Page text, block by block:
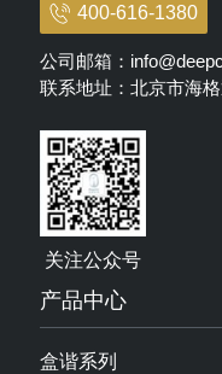
400-616-1380
公司邮箱：
联系地址：北京市海
关注公众号
产品中心
盒谐系列